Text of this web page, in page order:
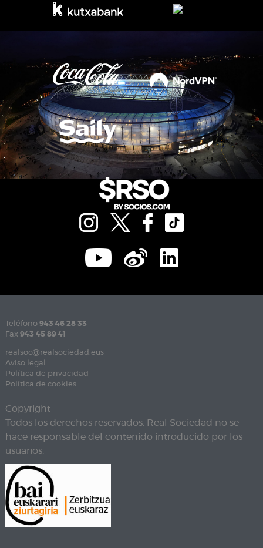
Teléfono 943 46 28 33
Fax 943 45 89 41
realsoc@realsociedad.eus
Aviso legal
Política de privacidad
Política de cookies
Copyright
Todos los derechos reservados. Real Sociedad no se
hace responsable del contenido introducido por los
usuarios.